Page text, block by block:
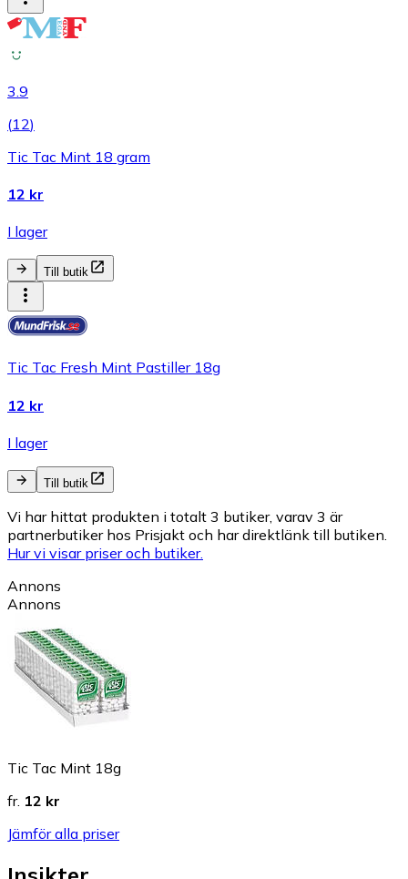
3.9
(12)
Tic Tac Mint 18 gram
12 kr
I lager
Till butik
Tic Tac Fresh Mint Pastiller 18g
12 kr
I lager
Till butik
Vi har hittat produkten i totalt 3 butiker, varav 3 är
partnerbutiker hos Prisjakt och har direktlänk till butiken.
Hur vi visar priser och butiker.
Annons
Annons
Tic Tac Mint 18g
fr. 12 kr
Jämför alla priser